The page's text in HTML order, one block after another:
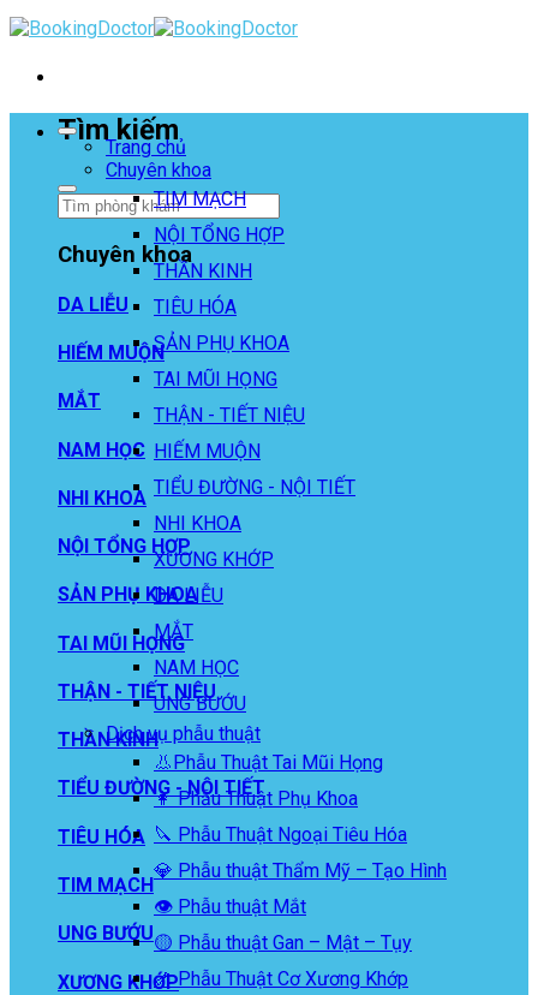
Skip
to
Tìm kiếm
Chuyên khoa
DA LIỄU
HIẾM MUỘN
MẮT
NAM HỌC
NHI KHOA
NỘI TỔNG HỢP
SẢN PHỤ KHOA
TAI MŨI HỌNG
THẬN - TIẾT NIỆU
THẦN KINH
TIỂU ĐƯỜNG - NỘI TIẾT
TIÊU HÓA
TIM MẠCH
UNG BƯỚU
XƯƠNG KHỚP
Trang chủ
Chuyên khoa
TIM MẠCH
NỘI TỔNG HỢP
THẦN KINH
TIÊU HÓA
SẢN PHỤ KHOA
TAI MŨI HỌNG
THẬN - TIẾT NIỆU
HIẾM MUỘN
TIỂU ĐƯỜNG - NỘI TIẾT
NHI KHOA
XƯƠNG KHỚP
DA LIỄU
MẮT
NAM HỌC
UNG BƯỚU
Dịch vụ phẫu thuật
👃Phẫu Thuật Tai Mũi Họng
👩 Phẫu Thuật Phụ Khoa
🔪 Phẫu Thuật Ngoại Tiêu Hóa
💎 Phẫu thuật Thẩm Mỹ – Tạo Hình
👁️ Phẫu thuật Mắt
🟡 Phẫu thuật Gan – Mật – Tụy
🦴 Phẫu Thuật Cơ Xương Khớp